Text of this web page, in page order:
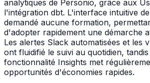
analytiques de Personio, grâce aux
l'intégration dbt. L'interface intuitive
demandé aucune formation,
d'adopter rapidement une démarche
Les alertes Slack automatisées et les
ont fluidifié le suivi au quotidien,
fonctionnalité Insights met
opportunités d'économies rapides.